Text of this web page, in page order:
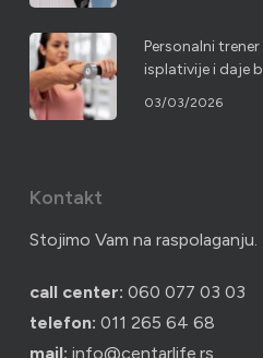
Personalni
isplativije i daje
03/03/2026
Kontakt
Stojimo Vam na raspolaganju.
call center: 060 077 03 03
telefon: 011 265 64 68
mail: info@centarlife.rs